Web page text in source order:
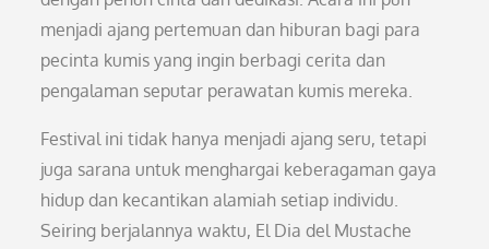
menjadi ajang pertemuan dan hiburan bagi para
pecinta kumis yang ingin berbagi cerita dan
pengalaman seputar perawatan kumis mereka.
Festival ini tidak hanya menjadi ajang seru, tetapi
juga sarana untuk menghargai keberagaman gaya
hidup dan kecantikan alamiah setiap individu.
Seiring berjalannya waktu, El Dia del Mustache